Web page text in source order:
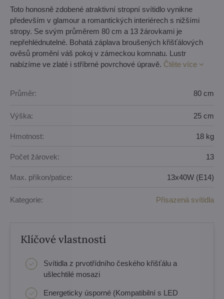
Toto honosně zdobené atraktivní stropní svítidlo vynikne
především v glamour a romantických interiérech s nižšími
stropy. Se svým průměrem 80 cm a 13 žárovkami je
nepřehlédnutelné. Bohatá záplava broušených křišťálových
ověsů promění váš pokoj v zámeckou komnatu. Lustr
nabízíme ve zlaté i stříbrné povrchové úpravě. Čtěte více
Průměr: 80 cm
Výška: 25 cm
Hmotnost: 18 kg
Počet žárovek: 13
Max. příkon/patice: 13x40W (E14)
Kategorie: Přisazená svítidla
Klíčové vlastnosti
Svítidla z prvotřídního českého křišťálu a
ušlechtilé mosazi
Energeticky úsporné (Kompatibilní s LED